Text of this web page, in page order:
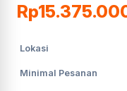
Lokasi
Minimal Pesanan